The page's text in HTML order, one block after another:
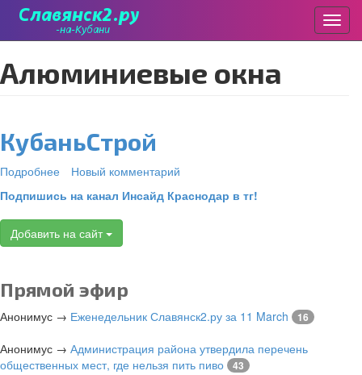
к
основному
алюминиевые окна
КубаньСтрой
Подробнее
Новый комментарий
Подпишись на канал Инсайд Краснодар в тг!
Добавить на сайт
Прямой эфир
Анонимус → Еженедельник Славянск2.ру за 11 March 16
Анонимус → Администрация района утвердила перечень
общественных мест, где нельзя пить пиво
43